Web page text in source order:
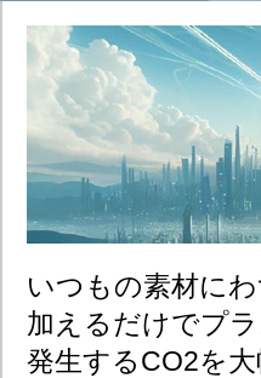
いつもの素材に
加えるだけで​プ
発生するCO2を